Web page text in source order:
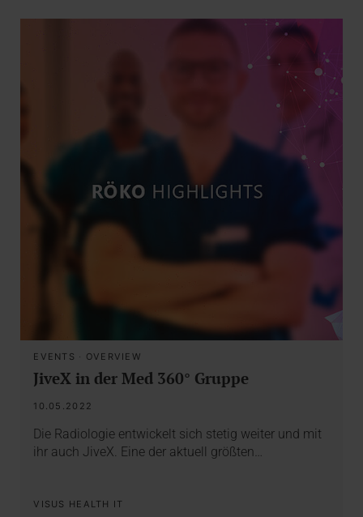
EVENTS · OVERVIEW
JiveX in der Med 360° Gruppe
10.05.2022
Die Radiologie entwickelt sich stetig weiter und mit
ihr auch JiveX. Eine der aktuell größten…
VISUS HEALTH IT